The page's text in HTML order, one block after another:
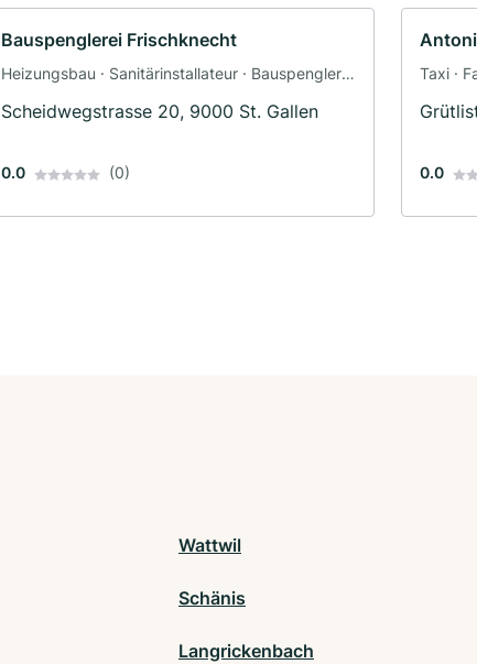
Bauspenglerei Frischknecht
Heizungsbau · Sanitärinstallateur · Bauspenglerei
Scheidwegstrasse 20, 9000 St. Gallen
0.0 (0)
Taxi ·
0.0
Wattwil
Schänis
Langrickenbach